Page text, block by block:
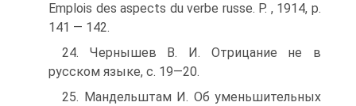
Emplois des aspects du verbe russe. P. , 1914, p.
141 — 142.
24. Чернышев В. И. Отрицание не в
русском языке, с. 19—20.
25. Мандельштам И. Об уменьшительных